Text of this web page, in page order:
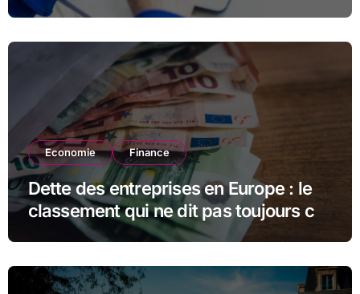
estimer la suite
Economie Finance
Dette des entreprises en Europe : le
classement qui ne dit pas toujours ce
qu’il semble dire